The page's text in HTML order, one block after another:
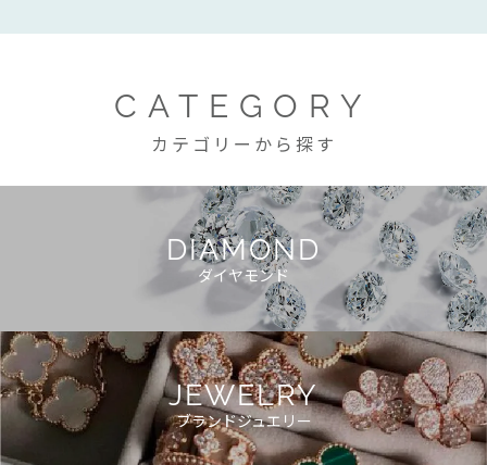
CATEGORY
カテゴリーから探す
DIAMOND
ダイヤモンド
JEWELRY
ブランドジュエリー